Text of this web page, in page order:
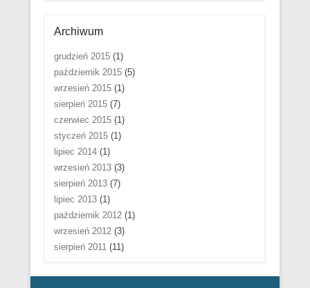
Archiwum
grudzień 2015(1)
październik 2015(5)
wrzesień 2015(1)
sierpień 2015(7)
czerwiec 2015(1)
styczeń 2015(1)
lipiec 2014(1)
wrzesień 2013(3)
sierpień 2013(7)
lipiec 2013(1)
październik 2012(1)
wrzesień 2012(3)
sierpień 2011 (11)